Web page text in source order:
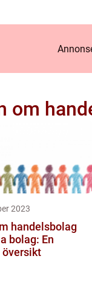
om
2023
handelsbolag
bolag: En